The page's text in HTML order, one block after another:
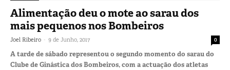
Alimentação deu o mote ao sarau dos
mais pequenos nos Bombeiros
Joel Ribeiro - 9 de Junho, 2017 0
A tarde de sábado representou o segundo momento do sarau do
Clube de Ginástica dos Bombeiros, com a actuação dos atletas